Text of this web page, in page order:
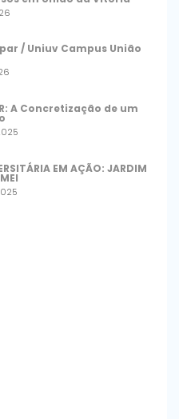
/ Uniuv Campus União
A Concretização de um
EM AÇÃO: JARDIM